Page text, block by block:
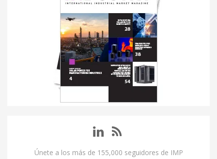
Únete a los más de 155,000 seguidores de IMP